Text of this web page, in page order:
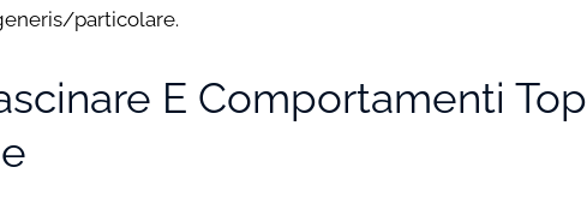
particolare.
E Comportamenti Top